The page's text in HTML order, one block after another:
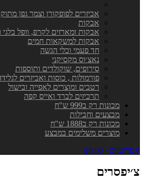
אביזרים לפופקורן וצמר גפן מתוק
אבקות
אבקות ומארזים לקרפ, וופל בלגי
אבקות למשקאות חמים
חד פעמי וכלי הגשה
נאצ׳וס מקסיקני
סירופים, שוקולדים ותוספות
פורמולות , כוסות ואביזרים
רטבים ומוצרים לאפייה ובישול
תרכיזים לברד ואייס קפה
מכונות רק ב999 ש"ח
מבצעים וחבילות
מכונות רק ב1888 ש"ח
מוצרים משלימים במבצע
0 פריט\ים - ₪0.00
צ׳יפסרים